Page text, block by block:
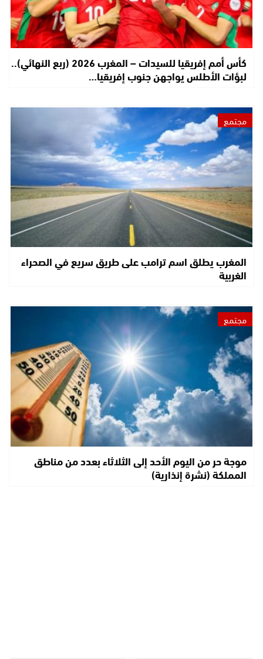
كأس أمم إفريقيا للسيدات – المغرب 2026 (ربع النهائي)..
لبؤات الأطلس يواجهن جنوب إفريقيا…
مجتمع
المغرب يطلق اسم ترامب على طريق سريع في الصحراء
الغربية
مجتمع
موجة حر من اليوم الأحد إلى الثلاثاء بعدد من مناطق
المملكة (نشرة إنذارية)